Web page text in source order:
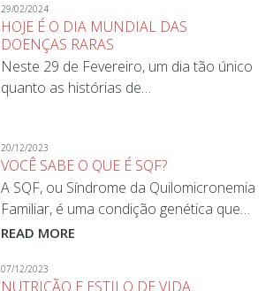
29/02/2024
HOJE É O DIA MUNDIAL DAS
DOENÇAS RARAS
Neste 29 de Fevereiro, um dia tão único
quanto as histórias de…
20/12/2023
VOCÊ SABE O QUE É SQF?
A SQF, ou Síndrome da Quilomicronemia
Familiar, é uma condição genética que…
READ MORE
07/12/2023
NUTRIÇÃO E ESTILO DE VIDA